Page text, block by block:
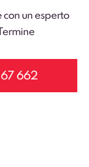
un esperto
662